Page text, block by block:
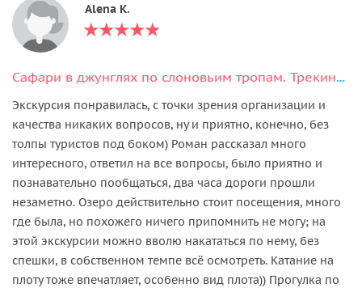
Alena K.
Сафари в джунглях по слоновьим тропам. Трекинг на озере
Экскурсия понравилась, с точки зрения организации и
качества никаких вопросов, ну и приятно, конечно, без
толпы туристов под боком) Роман рассказал много
интересного, ответил на все вопросы, было приятно и
познавательно пообщаться, два часа дороги прошли
незаметно. Озеро действительно стоит посещения, много
где была, но похожего ничего припомнить не могу; на
этой экскурсии можно вволю накататься по нему, без
спешки, в собственном темпе всё осмотреть. Катание на
плоту тоже впечатляет, особенно вид плота)) Прогулка по